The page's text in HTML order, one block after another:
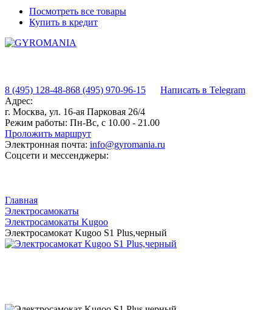
Посмотреть все товары
Купить в кредит
8 (495) 128-48-868 (495) 970-96-15
Написать в Telegram
Адрес:
г. Москва, ул. 16-ая Парковая 26/4
Режим работы: Пн-Вс, с 10.00 - 21.00
Проложить маршрут
Электронная почта: info@gyromania.ru
Соцсети и мессенджеры:
Главная
Электросамокаты
Электросамокаты Kugoo
Электросамокат Kugoo S1 Plus,черный